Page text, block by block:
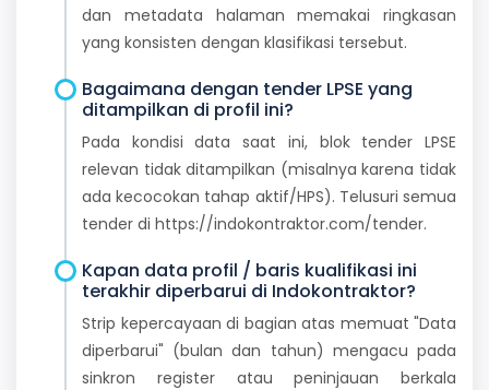
dan metadata halaman memakai ringkasan
yang konsisten dengan klasifikasi tersebut.
Bagaimana dengan tender LPSE yang
ditampilkan di profil ini?
Pada kondisi data saat ini, blok tender LPSE
relevan tidak ditampilkan (misalnya karena tidak
ada kecocokan tahap aktif/HPS). Telusuri semua
tender di https://indokontraktor.com/tender.
Kapan data profil / baris kualifikasi ini
terakhir diperbarui di Indokontraktor?
Strip kepercayaan di bagian atas memuat "Data
diperbarui" (bulan dan tahun) mengacu pada
sinkron register atau peninjauan berkala